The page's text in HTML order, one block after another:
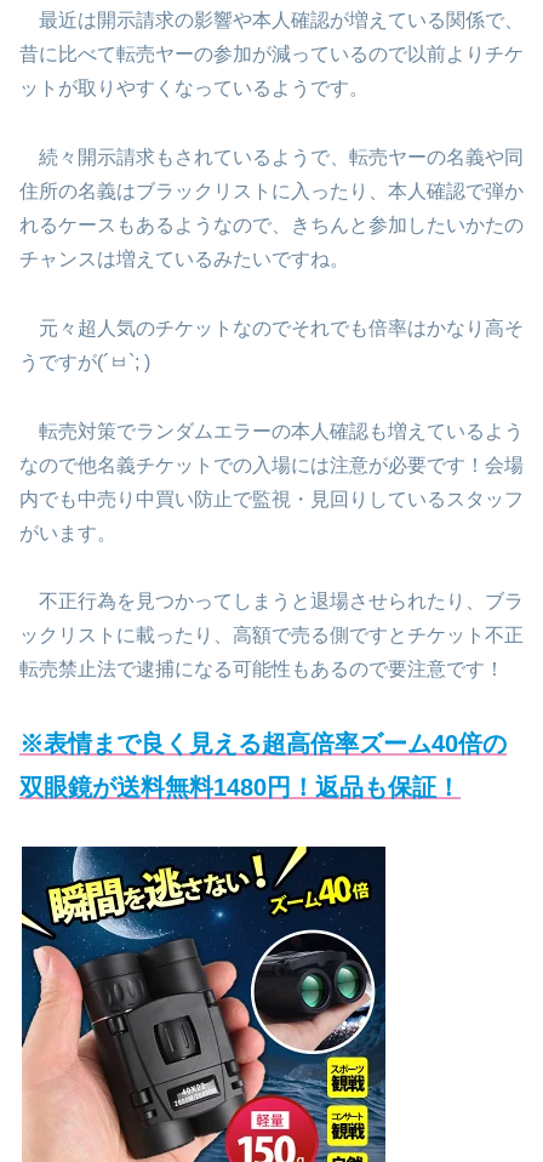
最近は開示請求の影響や本人確認が増えている関係で、
昔に比べて転売ヤーの参加が減っているので以前よりチケ
ットが取りやすくなっているようです。
続々開示請求もされているようで、転売ヤーの名義や同
住所の名義はブラックリストに入ったり、本人確認で弾か
れるケースもあるようなので、きちんと参加したいかたの
チャンスは増えているみたいですね。
元々超人気のチケットなのでそれでも倍率はかなり高そ
うですが(´ㅂ`; )
転売対策でランダムエラーの本人確認も増えているよう
なので他名義チケットでの入場には注意が必要です！会場
内でも中売り中買い防止で監視・見回りしているスタッフ
がいます。
不正行為を見つかってしまうと退場させられたり、ブラ
ックリストに載ったり、高額で売る側ですとチケット不正
転売禁止法で逮捕になる可能性もあるので要注意です！
※表情まで良く見える超高倍率ズーム40倍の
双眼鏡が送料無料1480円！返品も保証！